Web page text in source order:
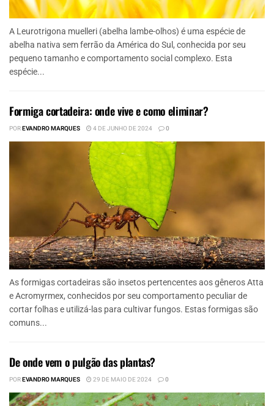
A Leurotrigona muelleri (abelha lambe-olhos) é uma espécie de
abelha nativa sem ferrão da América do Sul, conhecida por seu
pequeno tamanho e comportamento social complexo. Esta
espécie...
Formiga cortadeira: onde vive e como eliminar?
POREVANDRO MARQUES 4 DE JUNHO DE 2024 0
As formigas cortadeiras são insetos pertencentes aos gêneros Atta
e Acromyrmex, conhecidos por seu comportamento peculiar de
cortar folhas e utilizá-las para cultivar fungos. Estas formigas são
comuns...
De onde vem o pulgão das plantas?
POREVANDRO MARQUES 29 DE MAIO DE 2024 0